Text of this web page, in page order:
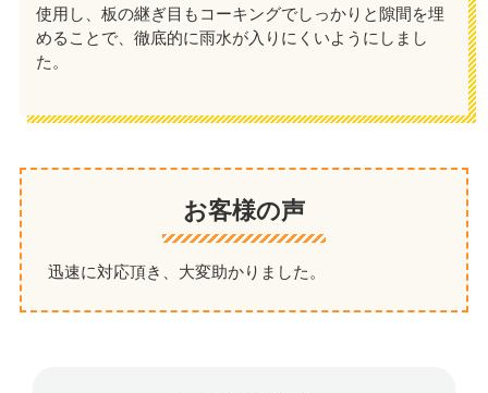
使用し、板の継ぎ目もコーキングでしっかりと隙間を埋
めることで、徹底的に雨水が入りにくいようにしまし
た。
お客様の声
迅速に対応頂き、大変助かりました。